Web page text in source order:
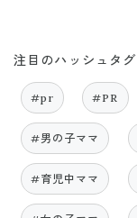
注目のハッシュタグ
#pr #PR
#男の子ママ
#育児中ママ